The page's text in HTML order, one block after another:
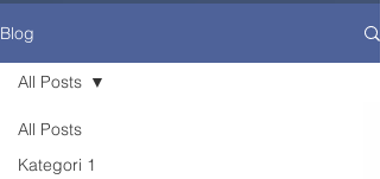
Blog
All Posts
Kategori 1
All Posts